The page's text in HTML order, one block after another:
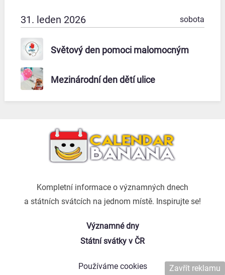
31. leden 2026 sobota
Světový den pomoci malomocným
Mezinárodní den dětí ulice
Kompletní informace o významných dnech
a státních svátcích na jednom místě. Inspirujte se!
Významné dny
Státní svátky v ČR
Používáme cookies Zavřít reklamu